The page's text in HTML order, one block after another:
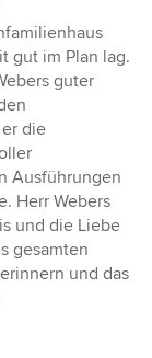
gut im Plan lag.
guter
die
Ausführungen
Herr Webers
und die Liebe
gesamten
und das